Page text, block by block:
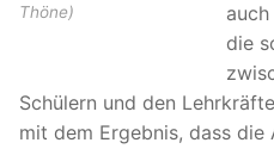
Thöne)
die
Schülern und den
mit dem Ergebnis, dass die